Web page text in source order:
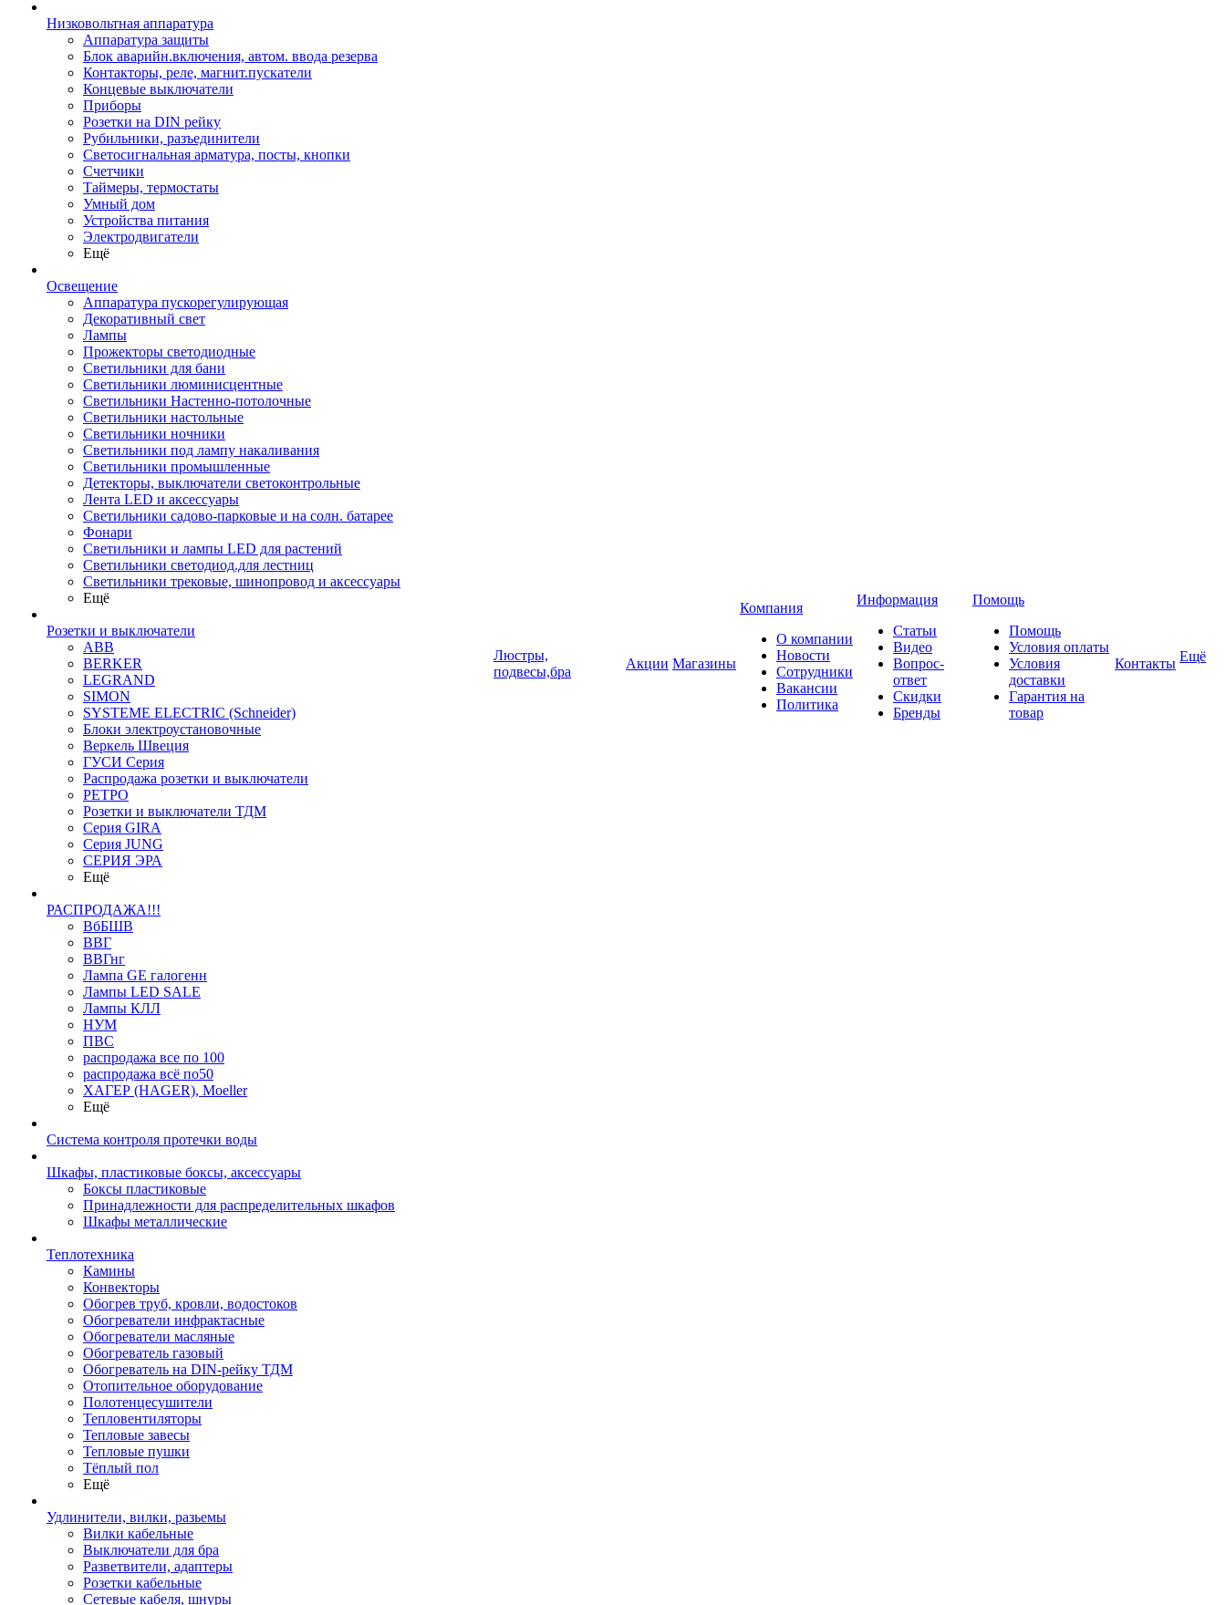
Низковольтная аппаратура
Аппаратура защиты
Блок аварийн.включения, автом. ввода резерва
Контакторы, реле, магнит.пускатели
Концевые выключатели
Приборы
Розетки на DIN рейку
Рубильники, разъединители
Светосигнальная арматура, посты, кнопки
Счетчики
Таймеры, термостаты
Умный дом
Устройства питания
Электродвигатели
Ещё
Освещение
Аппаратура пускорегулирующая
Декоративный свет
Лампы
Прожекторы светодиодные
Светильники для бани
Светильники люминисцентные
Светильники Настенно-потолочные
Светильники настольные
Светильники ночники
Светильники под лампу накаливания
Светильники промышленные
Детекторы, выключатели светоконтрольные
Лента LED и аксессуары
Светильники садово-парковые и на солн. батарее
Фонари
Светильники и лампы LED для растений
Светильники светодиод.для лестниц
Светильники трековые, шинопровод и аксессуары
Ещё
Розетки и выключатели
ABB
BERKER
LEGRAND
SIMON
SYSTEME ELECTRIC (Schneider)
Блоки электроустановочные
Веркель Швеция
ГУСИ Серия
Распродажа розетки и выключатели
РЕТРО
Розетки и выключатели ТДМ
Серия GIRA
Серия JUNG
СЕРИЯ ЭРА
Ещё
РАСПРОДАЖА!!!
ВбБШВ
ВВГ
ВВГнг
Лампа GE галогенн
Лампы LED SALE
Лампы КЛЛ
НУМ
ПВС
распродажа все по 100
распродажа всё по50
ХАГЕР (HAGER), Moeller
Ещё
Система контроля протечки воды
Шкафы, пластиковые боксы, аксессуары
Боксы пластиковые
Принадлежности для распределительных шкафов
Шкафы металлические
Теплотехника
Камины
Конвекторы
Обогрев труб, кровли, водостоков
Обогреватели инфрактасные
Обогреватели масляные
Обогреватель газовый
Обогреватель на DIN-рейку ТДМ
Отопительное оборудование
Полотенцесушители
Тепловентиляторы
Тепловые завесы
Тепловые пушки
Тёплый пол
Ещё
Удлинители, вилки, разьемы
Вилки кабельные
Выключатели для бра
Разветвители, адаптеры
Розетки кабельные
Сетевые кабеля, шнуры
Люстры,
подвесы,бра
Акции Магазины
Компания
О компании
Новости
Сотрудники
Вакансии
Политика
Информация
Статьи
Видео
Вопрос-
ответ
Скидки
Бренды
Помощь
Помощь
Условия оплаты
Условия
доставки
Гарантия на
товар
Контакты Ещё